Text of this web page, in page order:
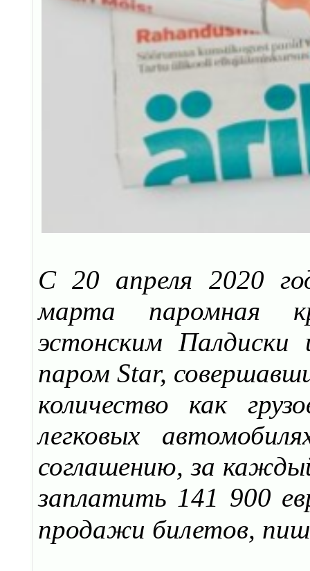
C 20 апреля 2020
марта паромная
эстонским
паром Star,
количество как
легковых
соглашению, за
заплатить 141 900
продажи билетов,